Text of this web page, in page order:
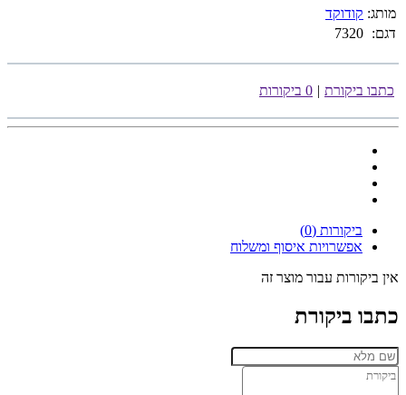
מותג: קודוקד
דגם: 7320
כתבו ביקורת | 0 ביקורות
ביקורות (0)
אפשרויות איסוף ומשלוח
אין ביקורות עבור מוצר זה
כתבו ביקורת